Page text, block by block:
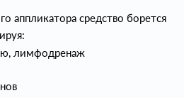
аппликатора средство борется
лимфодренаж